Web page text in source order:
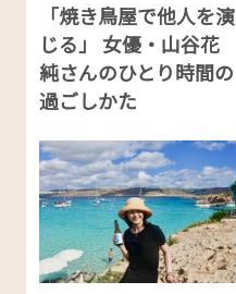
「焼き鳥屋で他人を演
じる」 女優・山谷花
純さんのひとり時間の
過ごしかた